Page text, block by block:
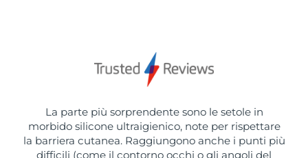
La parte più sorprendente sono le setole in
morbido silicone ultraigienico, note per rispettare
la barriera cutanea. Raggiungono anche i punti più
difficili (come il contorno occhi o gli angoli del